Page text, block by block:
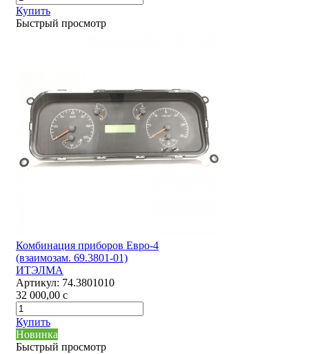
Купить
Быстрый просмотр
Комбинация приборов Евро-4
(взаимозам. 69.3801-01)
ИТЭЛМА
Артикул: 74.3801010
32 000,00 c
Купить
Новинка
Быстрый просмотр